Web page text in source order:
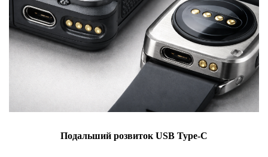
Подальший розвиток USB Type-C